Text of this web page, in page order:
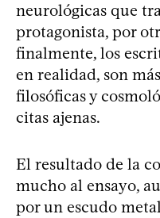
neurológicas que
protagonista, por
finalmente, los
en realidad, son
filosóficas y
citas ajenas.
El resultado de la
mucho al ensayo,
por un escudo